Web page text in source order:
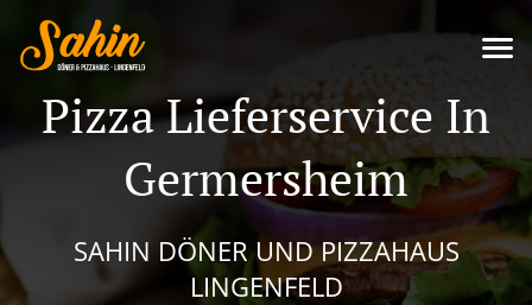
Pizza Lieferservice In
Germersheim
SAHIN DÖNER UND PIZZAHAUS
LINGENFELD